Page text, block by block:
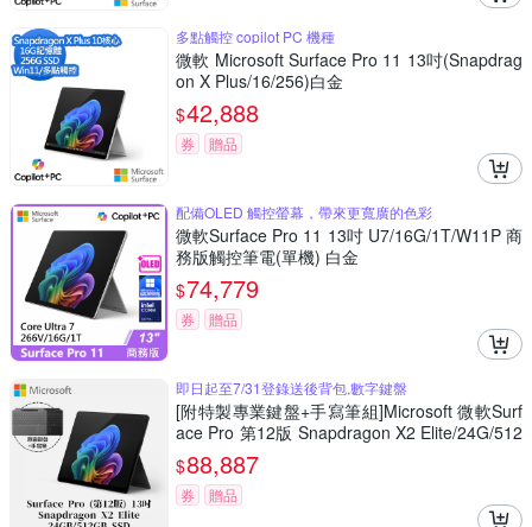
多點觸控 copilot PC 機種
微軟 Microsoft Surface Pro 11 13吋(Snapdrag
on X Plus/16/256)白金
$42,888
券 贈品
配備OLED 觸控螢幕，帶來更寬廣的色彩
微軟Surface Pro 11 13吋 U7/16G/1T/W11P 商
務版觸控筆電(單機) 白金
$74,779
券 贈品
即日起至7/31登錄送後背包,數字鍵盤
[附特製專業鍵盤+手寫筆組]Microsoft 微軟Surf
ace Pro 第12版 Snapdragon X2 Elite/24G/512
G 墨黑平板筆電EP2-65398
$88,887
券 贈品